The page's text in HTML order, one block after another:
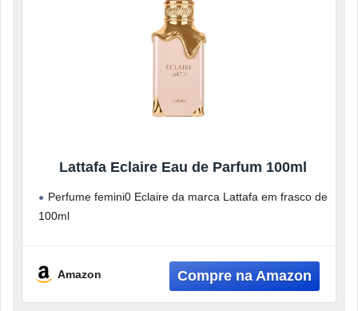
Lattafa Eclaire Eau de Parfum 100ml
Perfume femini0 Eclaire da marca Lattafa em frasco de
100ml
Amazon